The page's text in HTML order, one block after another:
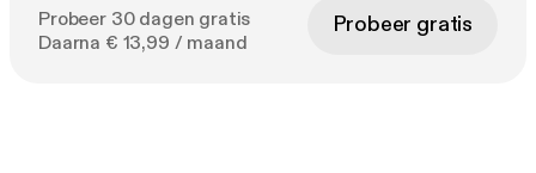
Probeer 30 dagen gratis
Daarna € 13,99 / maand
Probeer gratis